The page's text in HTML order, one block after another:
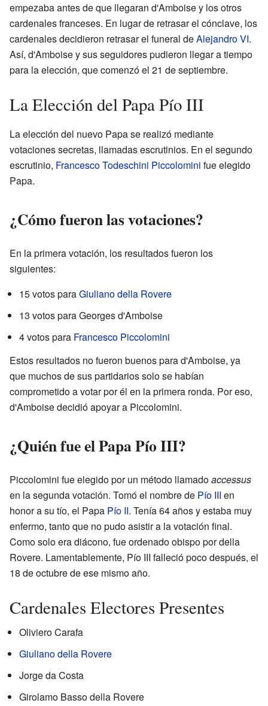
empezaba antes de que llegaran d'Amboise y los otros
cardenales franceses. En lugar de retrasar el cónclave, los
cardenales decidieron retrasar el funeral deAlejandro VI.
Así, d'Amboise y sus seguidores pudieron llegar a tiempo
para la elección, que comenzó el 21 de septiembre.
La Elección del Papa Pío III
La elección del nuevo Papa se realizó mediante
votaciones secretas, llamadas escrutinios. En el segundo
escrutinio, Francesco Todeschini Piccolomini fue elegido
Papa.
¿Cómo fueron las votaciones?
En la primera votación, los resultados fueron los
siguientes:
15 votos paraGiuliano della Rovere
13 votos para Georges d'Amboise
4 votos para Francesco Piccolomini
Estos resultados no fueron buenos para d'Amboise, ya
que muchos de sus partidarios solo se habían
comprometido a votar por él en la primera ronda. Por eso,
d'Amboise decidió apoyar a Piccolomini.
¿Quién fue el Papa Pío III?
Piccolomini fue elegido por un método llamadoaccessus
en la segunda votación. Tomó el nombre de Pío III en
honor a su tío, el Papa Pío II. Tenía 64 años y estaba muy
enfermo, tanto que no pudo asistir a la votación final.
Como solo era diácono, fue ordenado obispo por della
Rovere. Lamentablemente, Pío III falleció poco después, el
18 de octubre de ese mismo año.
Cardenales Electores Presentes
Oliviero Carafa
Giuliano della Rovere
Jorge da Costa
Girolamo Basso della Rovere